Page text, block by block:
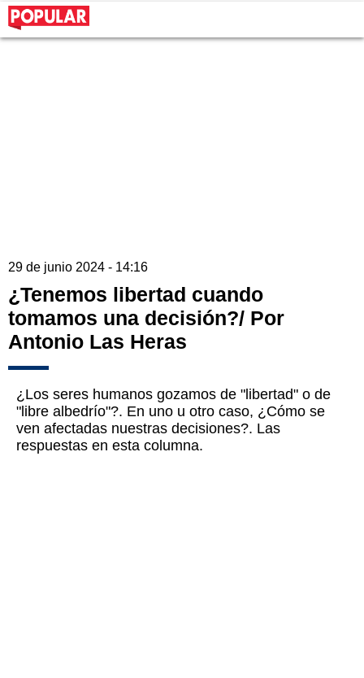
29 de junio 2024 - 14:16
¿Tenemos libertad cuando
tomamos una decisión?/ Por
Antonio Las Heras
¿Los seres humanos gozamos de "libertad" o de
"libre albedrío"?. En uno u otro caso, ¿Cómo se
ven afectadas nuestras decisiones?. Las
respuestas en esta columna.